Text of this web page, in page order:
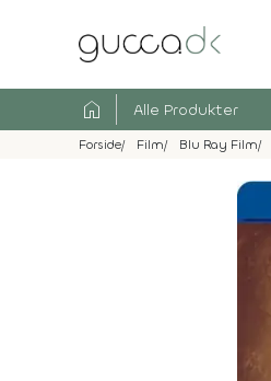
home Alle Produkter
Forside Film Blu Ray Film